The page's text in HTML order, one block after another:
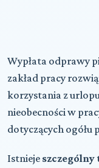
Wypłata odprawy
zakład pracy
korzystania z
nieobecności w
dotyczących ogółu
Istnieje